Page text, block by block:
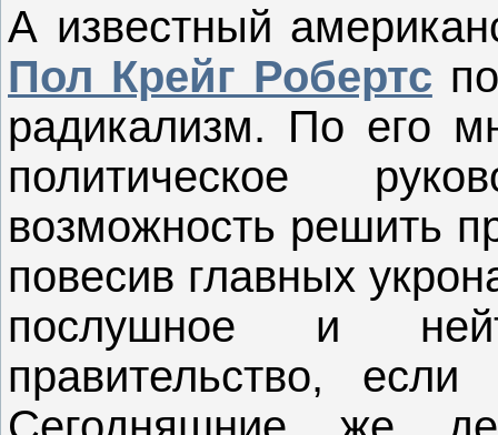
А известный
Пол Крейг Робертс
радикализм. По его
политическое
возможность решить
повесив главных
послушное и
правительство,